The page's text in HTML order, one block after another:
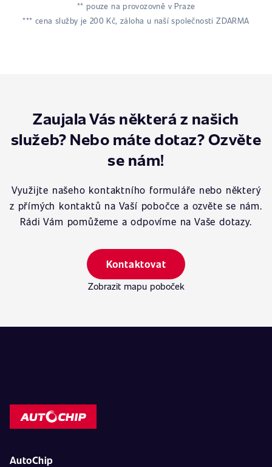
** pouze na provozovně v Praze
*** cena služby je 200 Kč, záloha u naší společnosti ZDARMA
Zaujala Vás některá z našich
služeb? Nebo máte dotaz? Ozvěte
se nám!
Využijte našeho kontaktního formuláře nebo některý
z přímých kontaktů na Vaší pobočce a ozvěte se nám.
Rádi Vám pomůžeme a odpovíme na Vaše dotazy.
Kontaktovat
Zobrazit mapu poboček
AutoChip